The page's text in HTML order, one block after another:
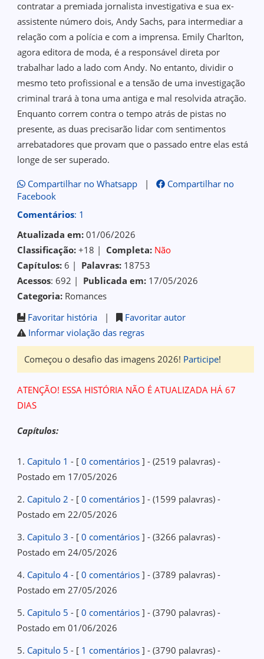
contratar a premiada jornalista investigativa e sua ex-
assistente número dois, Andy Sachs, para intermediar a
relação com a polícia e com a imprensa. Emily Charlton,
agora editora de moda, é a responsável direta por
trabalhar lado a lado com Andy. No entanto, dividir o
mesmo teto profissional e a tensão de uma investigação
criminal trará à tona uma antiga e mal resolvida atração.
Enquanto correm contra o tempo atrás de pistas no
presente, as duas precisarão lidar com sentimentos
arrebatadores que provam que o passado entre elas está
longe de ser superado.
Compartilhar no Whatsapp|
Compartilhar no
Facebook
Comentários: 1
Atualizada em:01/06/2026
Classificação: +18 | Completa: Não
Capítulos: 6 | Palavras: 18753
Acessos: 692 | Publicada em: 17/05/2026
Categoria: Romances
Favoritar história|
Favoritar autor
Informar violação das regras
Começou o desafio das imagens 2026! Participe!
ATENÇÃO! ESSA HISTÓRIA NÃO É ATUALIZADA HÁ 67
DIAS
Capítulos:
1. Capitulo 1 - [0 comentários ] - (2519 palavras) -
Postado em 17/05/2026
2. Capitulo 2 - [0 comentários ] - (1599 palavras) -
Postado em 22/05/2026
3. Capitulo 3 - [0 comentários ] - (3266 palavras) -
Postado em 24/05/2026
4. Capitulo 4 - [0 comentários ] - (3789 palavras) -
Postado em 27/05/2026
5. Capitulo 5 - [0 comentários ] - (3790 palavras) -
Postado em 01/06/2026
5. Capitulo 5 - [ 1 comentários ] - (3790 palavras) -